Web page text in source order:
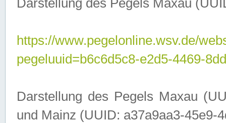
Darstellung des Pegels Maxau
https://www.pegelonline.wsv.de/
pegeluuid=b6c6d5c8-e2d5-4469-
Darstellung des Pegels Maxau
und Mainz (UUID: a37a9aa3-45e9-